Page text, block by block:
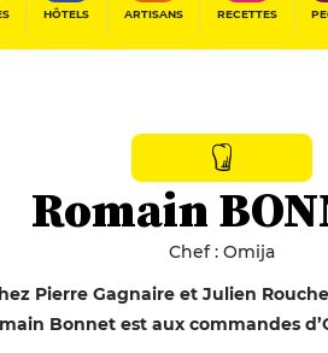
HÔTELS ARTISANS RECETTES
Romain
Chef : Omija
Pierre Gagnaire et Julien
Bonnet est aux commandes